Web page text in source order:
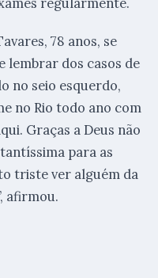
78 anos, se
lembrar dos casos de
no seio esquerdo,
no Rio todo ano com
Graças a Deus não
para as
triste ver alguém da
afirmou.